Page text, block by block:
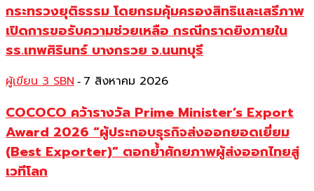
กระทรวงยุติธรรม โดยกรมคุ้มครองสิทธิและเสรีภาพ
เปิดการขอรับความช่วยเหลือ กรณีกราดยิงภายใน
รร.เทพศิรินทร์ บางกรวย จ.นนทบุรี
ผู้เขียน 3 SBN - 7 สิงหาคม 2026
COCOCO คว้ารางวัล Prime Minister’s Export
Award 2026 “ผู้ประกอบธุรกิจส่งออกยอดเยี่ยม
(Best Exporter)” ตอกย้ำศักยภาพผู้ส่งออกไทยสู่
เวทีโลก